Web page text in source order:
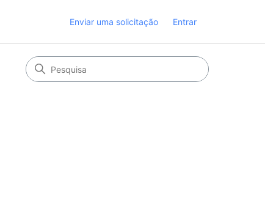
Enviar uma solicitação Entrar